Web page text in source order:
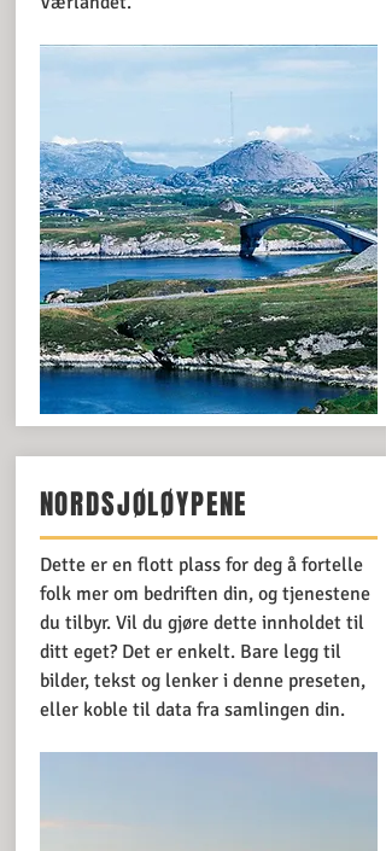
NORDSJØLØYPENE
Dette er en flott plass for deg å fortelle
folk mer om bedriften din, og tjenestene
du tilbyr. Vil du gjøre dette innholdet til
ditt eget? Det er enkelt. Bare legg til
bilder, tekst og lenker i denne preseten,
eller koble til data fra samlingen din.